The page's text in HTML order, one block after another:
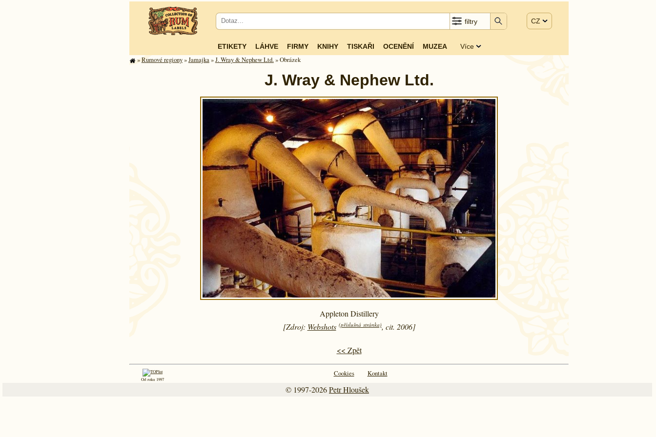
filtry CZ
ETIKETY LÁHVE FIRMY KNIHY TISKAŘI OCENĚNÍ MUZEA Více
»Rumové regiony»Jamajka»J. Wray & Nephew Ltd.» Obrázek
J. Wray & Nephew Ltd.
Appleton Distillery
[Zdroj: Webshots (příslušná stránka), cit. 2006]
<< Zpět
Od roku 1997
Cookies Kontakt
© 1997-2026Petr Hloušek